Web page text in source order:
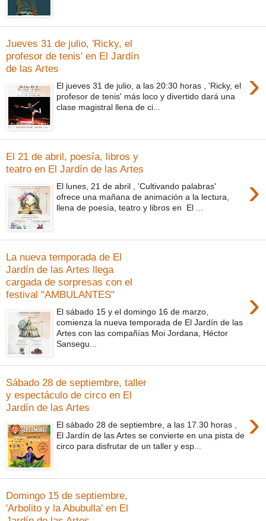
Jueves 31 de julio, 'Ricky, el
profesor de tenis' en El Jardín
de las Artes
›
El jueves 31 de julio, a las 20:30 horas , 'Ricky, el
profesor de tenis' más loco y divertido dará una
clase magistral llena de ci...
El 21 de abril, poesía, libros y
teatro en El Jardín de las Artes
›
El lunes, 21 de abril , 'Cultivando palabras'
ofrece una mañana de animación a la lectura,
llena de poesía, teatro y libros en El ...
La nueva temporada de El
Jardín de las Artes llega
cargada de sorpresas con el
festival "AMBULANTES"
›
El sábado 15 y el domingo 16 de marzo,
comienza la nueva temporada de El Jardín de las
Artes con las compañías Moi Jordana, Héctor
Sansegu...
Sábado 28 de septiembre, taller
y espectáculo de circo en El
Jardín de las Artes
›
El sábado 28 de septiembre, a las 17.30 horas ,
El Jardín de las Artes se convierte en una pista de
circo para disfrutar de un taller y esp...
Domingo 15 de septiembre,
'Arbolito y la Abubulla' en El